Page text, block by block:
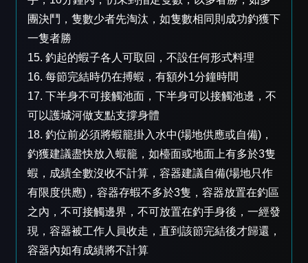
團決鬥，隻數少者先淘汰，如隻數相同則成功釣獲下
一隻者勝
15. 釣起的蝦子各人可取回，不設任何形式料理
16. 每節完結時仍在搏蝦，有額外1分鐘時間
17. 下半身不可接觸池面，下半身可以接觸池邊，不
可以護城河做支點支撐身體
18. 釣位前必須將蝦籠掛入水中(場地供應或自備)，
釣獲建議盡快放入蝦籠，如檯面或地面上有多於3隻
蝦，成績全數沒收不計算，容器建議自備(場地只作
有限度供應)，容器存蝦不多於3隻，容器放置在釣區
之內，不可接觸邊界，不可放置在釣手身後，一經發
現，容器被工作人員收走，直到該節完結後才歸還，
容器內如有成績將不計算